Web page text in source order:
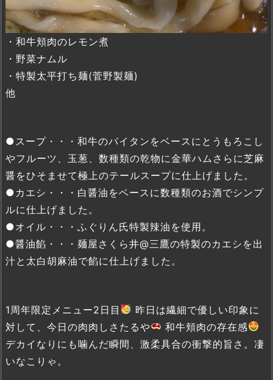
・和牛頬肉のレモン煮
・野菜ナムル
・特製太平打ち麺(菅野製麺)
他
●スープ・・・和牛のパイタンをベースにとうもろこし
やフルーツ、玉葱、数種類の乾物に金華ハムさらに芝麻
醤をひそませて極上のテールスープに仕上げました。
●カエシ・・・白醤油をベースに数種類のお酒でシンプ
ルに仕上げました。
●オイル・・・ふぐりん氏特製辣油を使用。
●醤油餡・・・麺屋さくら井@三鷹の特製のカエシを出
汁と太白胡麻油で餡に仕上げました。
1周年限定メニュー2日目
昨日は繊細で優しい印象に
対して、今日の肉肉しさたるや
和牛頬肉の存在感
デカイなりにも噛んだ瞬間、激柔具合の衝撃的旨さ。凄
いなこりゃ。